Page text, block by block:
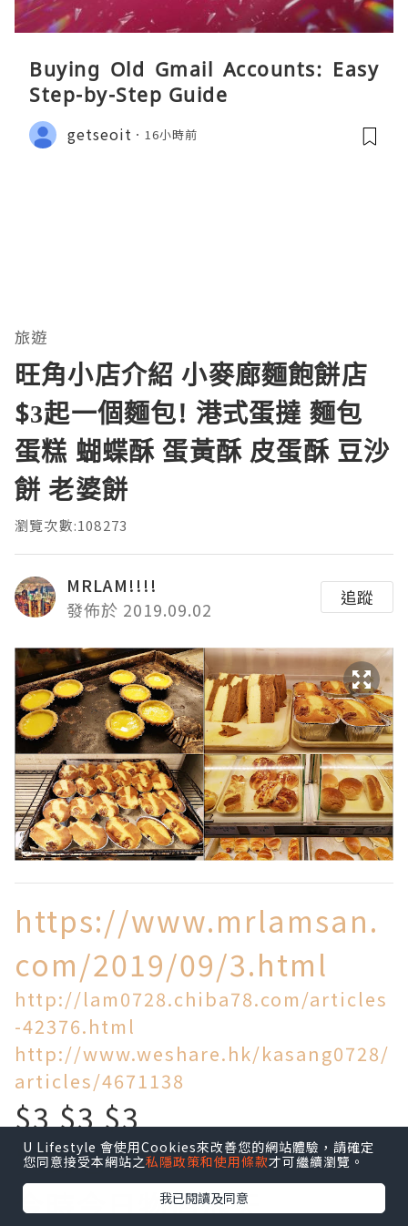
Buying Old Gmail Accounts: Easy
Step-by-Step Guide
getseoit 16小時前
旅遊
旺角小店介紹 小麥廊麵飽餅店
$3起一個麵包! 港式蛋撻 麵包
蛋糕 蝴蝶酥 蛋黃酥 皮蛋酥 豆沙
餅 老婆餅
瀏覽次數:108273
MRLAM!!!!
發佈於 2019.09.02
追蹤
https://www.mrlamsan.
com/2019/09/3.html
http://lam0728.chiba78.com/articles
-42376.html
http://www.weshare.hk/kasang0728/
articles/4671138
$3 $3 $3
買到乜!
今時今日物價飛天
U Lifestyle 會使用Cookies來改善您的網站體驗，請確定
您同意接受本網站之私隱政策和使用條款才可繼續瀏覽。
我已閱讀及同意